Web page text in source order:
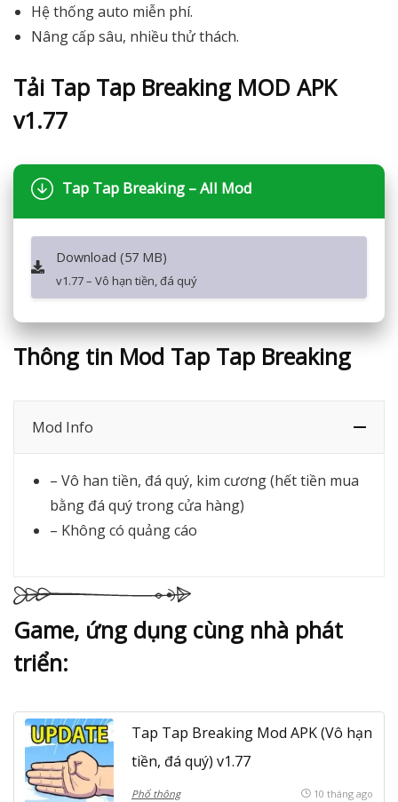
Hệ thống auto miễn phí.
Nâng cấp sâu, nhiều thử thách.
Tải Tap Tap Breaking MOD APK
v1.77
Tap Tap Breaking – All Mod
Download (57 MB)
v1.77 – Vô hạn tiền, đá quý
Thông tin Mod Tap Tap Breaking
Mod Info
– Vô han tiền, đá quý, kim cương (hết tiền mua
bằng đá quý trong cửa hàng)
– Không có quảng cáo
Game, ứng dụng cùng nhà phát
triển:
Tap Tap Breaking Mod APK (Vô hạn
tiền, đá quý) v1.77
Phổ thông 10 tháng ago